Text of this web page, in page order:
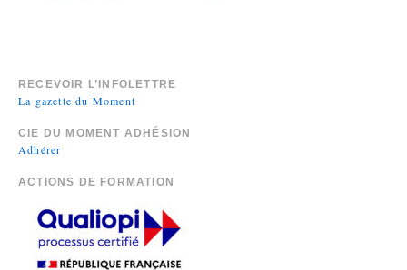
RECEVOIR L’INFOLETTRE
La gazette du Moment
CIE DU MOMENT ADHÉSION
Adhérer
ACTIONS DE FORMATION